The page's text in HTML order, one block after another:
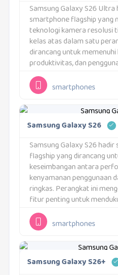
Samsung Galaxy S26 Ultra
smartphone flagship yang
teknologi kamera resolusi
kelas atas dalam satu
dirancang untuk
produktivitas, dan
ekosistem yang
menghadirkan kombinasi
untuk mendukung berbagai
penggunaan.Perangkat ini
smartphones
Samsung Galaxy S26
Samsung Galaxy S26
flagship yang dirancang
keseimbangan antara
kenyamanan penggunaan
ringkas. Perangkat ini
fitur penting untuk
hari. Pendekatan yang
kemudahan penggunaan
pengalaman
Performa Andal untuk
smartphones
Samsung Galaxy S26+